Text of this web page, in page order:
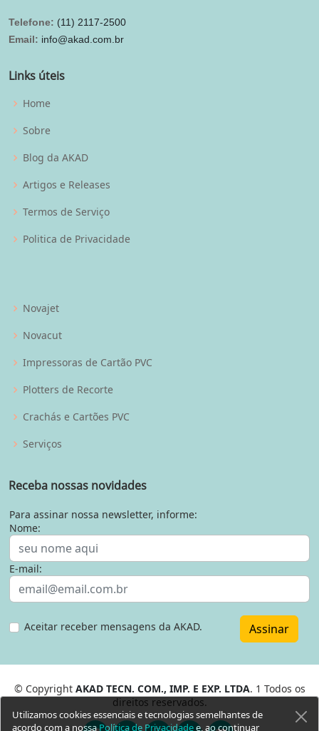
Telefone: (11) 2117-2500
Email: info@akad.com.br
Links úteis
Home
Sobre
Blog da AKAD
Artigos e Releases
Termos de Serviço
Politica de Privacidade
Novajet
Novacut
Impressoras de Cartão PVC
Plotters de Recorte
Crachás e Cartões PVC
Serviços
Receba nossas novidades
Para assinar nossa newsletter, informe:
Nome:
E-mail:
Aceitar receber mensagens da AKAD. Assinar
© Copyright AKAD TECN. COM., IMP. E EXP. LTDA. 1 Todos os
direitos reservados.
Utilizamos cookies essenciais e tecnologias semelhantes de
acordo com a nossaPolítica de Privacidadee, ao continuar